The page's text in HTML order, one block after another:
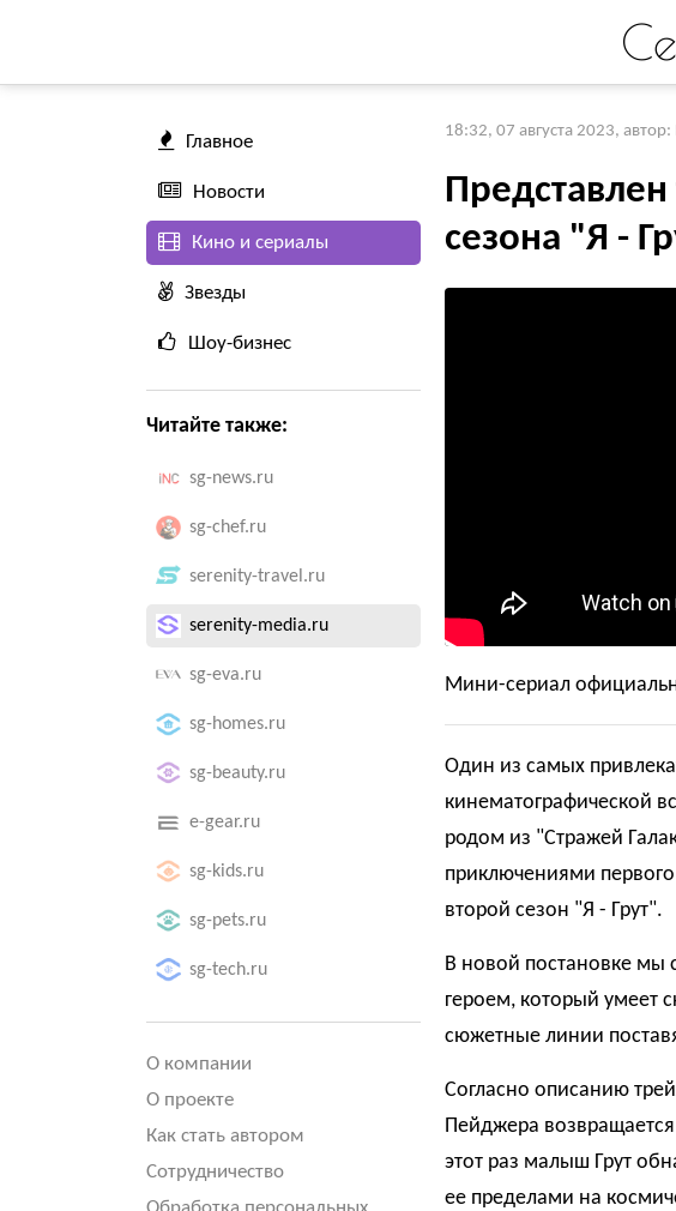
Главное
Новости
Кино и сериалы
Звезды
Шоу-бизнес
Читайте также:
sg-news.ru
sg-chef.ru
serenity-travel.ru
serenity-media.ru
sg-eva.ru
sg-homes.ru
sg-beauty.ru
e-gear.ru
sg-kids.ru
sg-pets.ru
sg-tech.ru
О компании
О проекте
Как стать автором
Сотрудничество
18:32, 07 августа 2023, автор:
сезона "Я -
Мини-сериал
Один из самых
кинематографической
родом из "Стражей
приключениями
второй сезон "Я - Грут".
В новой постановке мы
героем, который умеет
сюжетные линии
Согласно описанию
Пейджера
этот раз малыш Грут
ее пределами на